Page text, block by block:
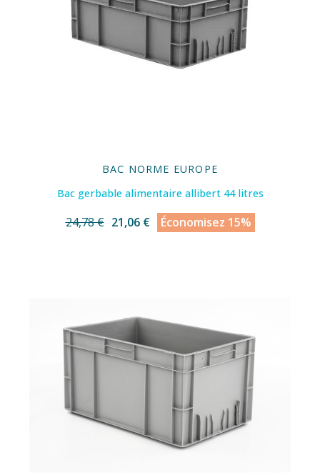
BAC NORME EUROPE
Bac gerbable alimentaire allibert 44 litres
24,78 € 21,06 € Économisez 15%